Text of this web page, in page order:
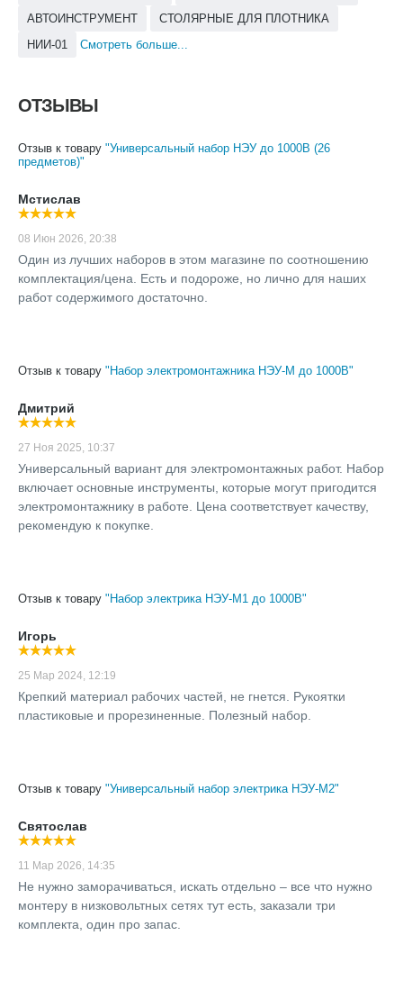
АВТОИНСТРУМЕНТ
СТОЛЯРНЫЕ ДЛЯ ПЛОТНИКА
НИИ-01
Смотреть больше...
ОТЗЫВЫ
Отзыв к товару "Универсальный набор НЭУ до 1000В (26
предметов)"
Мстислав
08 Июн 2026, 20:38
Один из лучших наборов в этом магазине по соотношению
комплектация/цена. Есть и подороже, но лично для наших
работ содержимого достаточно.
Отзыв к товару "Набор электромонтажника НЭУ-М до 1000В"
Дмитрий
27 Ноя 2025, 10:37
Универсальный вариант для электромонтажных работ. Набор
включает основные инструменты, которые могут пригодится
электромонтажнику в работе. Цена соответствует качеству,
рекомендую к покупке.
Отзыв к товару "Набор электрика НЭУ-М1 до 1000В"
Игорь
25 Мар 2024, 12:19
Крепкий материал рабочих частей, не гнется. Рукоятки
пластиковые и прорезиненные. Полезный набор.
Отзыв к товару "Универсальный набор электрика НЭУ-М2"
Святослав
11 Мар 2026, 14:35
Не нужно заморачиваться, искать отдельно – все что нужно
монтеру в низковольтных сетях тут есть, заказали три
комплекта, один про запас.